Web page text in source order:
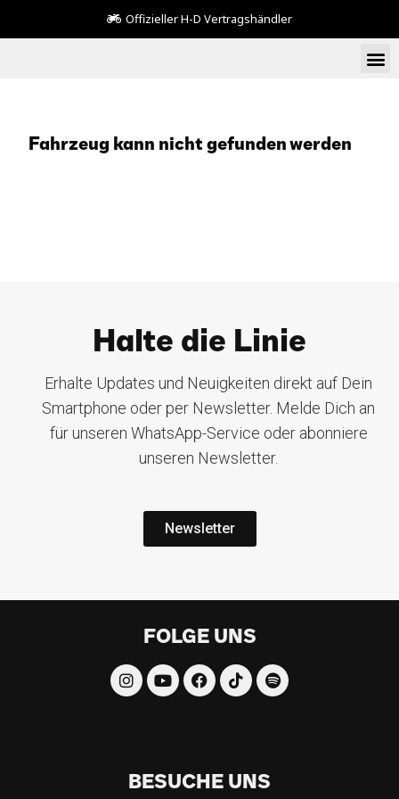
Offizieller H-D Vertragshändler
Fahrzeug kann nicht gefunden werden
Halte die Linie
Erhalte Updates und Neuigkeiten direkt auf Dein
Smartphone oder per Newsletter. Melde Dich an
für unseren WhatsApp-Service oder abonniere
unseren Newsletter.
Newsletter
FOLGE UNS
BESUCHE UNS